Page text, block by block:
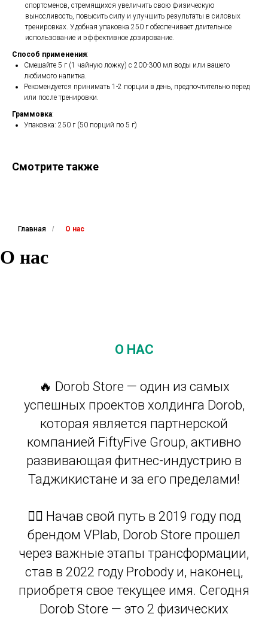
спортсменов, стремящихся увеличить свою физическую
выносливость, повысить силу и улучшить результаты в силовых
тренировках. Удобная упаковка 250 г обеспечивает длительное
использование и эффективное дозирование.
Способ применения:
Смешайте 5 г (1 чайную ложку) с 200-300 мл воды или вашего
любимого напитка.
Рекомендуется принимать 1-2 порции в день, предпочтительно перед
или после тренировки.
Граммовка:
Упаковка: 250 г (50 порций по 5 г)
Смотрите также
Главная / О нас
О нас
О НАС
🔥 Dorob Store — один из самых
успешных проектов холдинга Dorob,
которая является партнерской
компанией FiftyFive Group, активно
развивающая фитнес-индустрию в
Таджикистане и за его пределами!
🏋️‍♂️ Начав свой путь в 2019 году под
брендом VPlab, Dorob Store прошел
через важные этапы трансформации,
став в 2022 году Probody и, наконец,
приобретя свое текущее имя. Сегодня
Dorob Store — это 2 физических